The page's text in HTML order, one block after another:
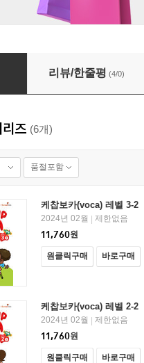
2-2
리뷰/한줄평 (4/0)
즈 (6개)
품절포함
케찹보카(voca) 레벨 3-2
2024년 02월 | 제한없음
11,760원
원클릭구매 바로구매
케찹보카(voca) 레벨 2-2
2024년 02월 | 제한없음
11,760원
원클릭구매 바로구매